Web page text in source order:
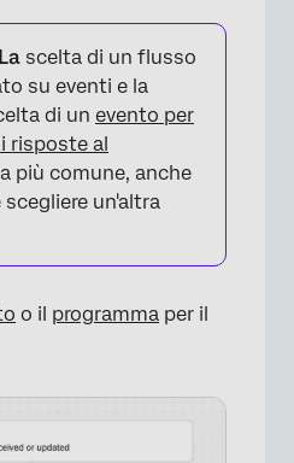
×
scelta di un flusso
su eventi e la
di un evento per
risposte al
più comune, anche
un'altra
o il programma per il